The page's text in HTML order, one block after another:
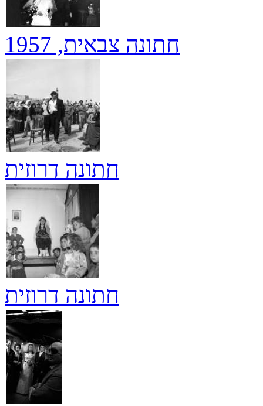
חתונה צבאית, 1957
חתונה דרוזית
חתונה דרוזית